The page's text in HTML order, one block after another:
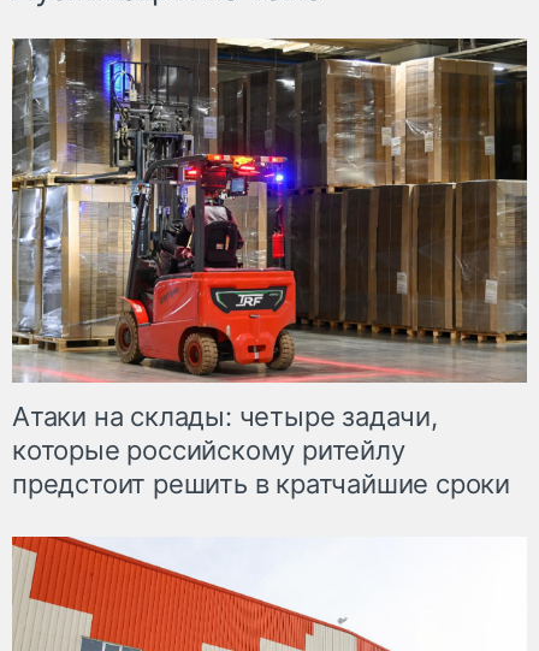
Атаки на склады: четыре задачи,
которые российскому ритейлу
предстоит решить в кратчайшие сроки